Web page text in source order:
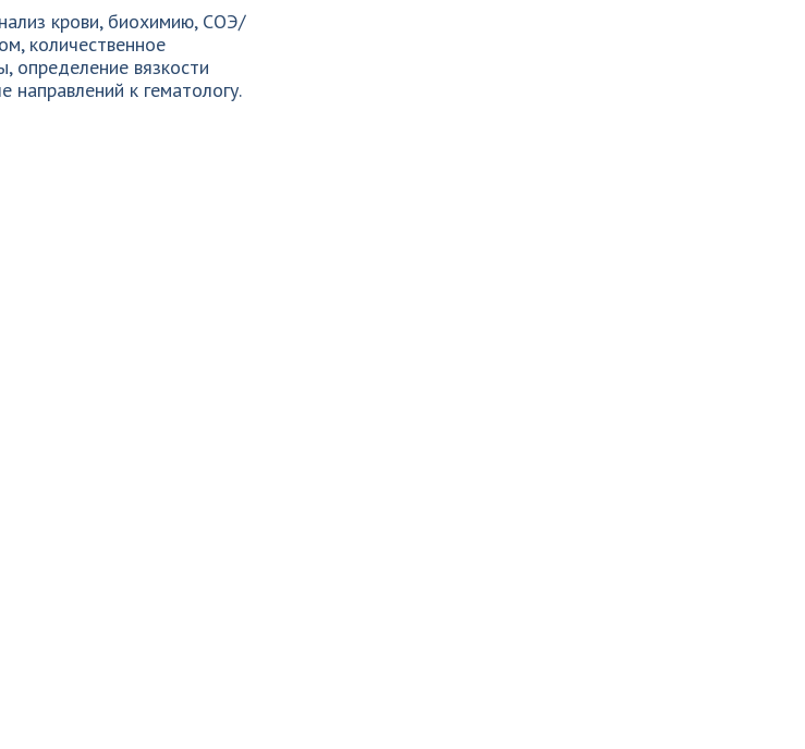
крови, биохимию, СОЭ/
количественное
определение вязкости
направлений к гематологу.